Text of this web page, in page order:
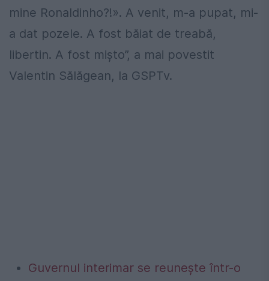
mine Ronaldinho?!». A venit, m-a pupat, mi-
a dat pozele. A fost băiat de treabă,
libertin. A fost mișto”, a mai povestit
Valentin Sălăgean, la GSPTv.
Guvernul interimar se reunește într-o